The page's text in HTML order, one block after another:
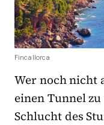
Fincallorca
Wer noch nicht
einen Tunnel
Schlucht des